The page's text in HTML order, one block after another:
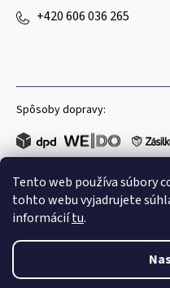
Tento web používa súbory
tohto webu vyjadrujete
informáciítu.
+420 606 036 265
Spôsoby dopravy:
Obľúbené spôsoby platby:
Copyright 2026Spa